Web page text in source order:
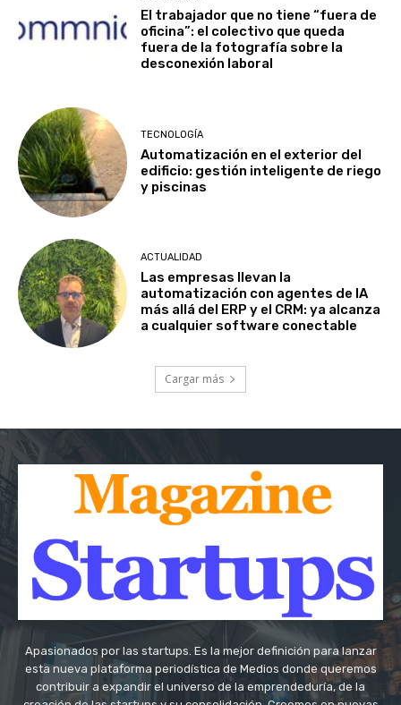
El trabajador que no tiene “fuera de
oficina”: el colectivo que queda
fuera de la fotografía sobre la
desconexión laboral
TECNOLOGÍA
Automatización en el exterior del
edificio: gestión inteligente de riego
y piscinas
ACTUALIDAD
Las empresas llevan la
automatización con agentes de IA
más allá del ERP y el CRM: ya alcanza
a cualquier software conectable
Cargar más
Apasionados por las startups. Es la mejor definición para lanzar
esta nueva plataforma periodística de Medios donde queremos
contribuir a expandir el universo de la emprendeduría, de la